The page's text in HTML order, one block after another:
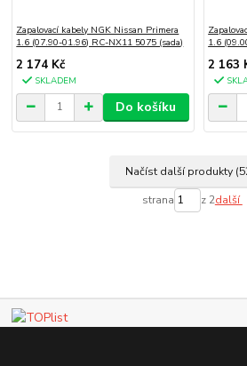
Zapalovací kabely NGK Nissan Primera
1.6 (07.90-01.96) RC-NX11 5075 (sada)
2 174 Kč
SKLADEM
Do košíku
1.6
2 163
Načíst další produkty
strana z 2další